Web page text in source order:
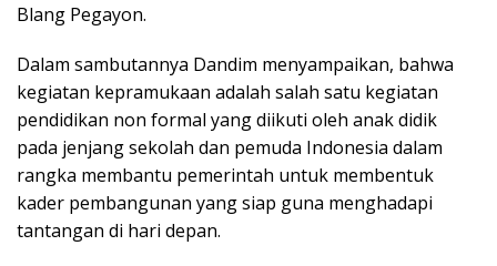
Blang Pegayon.
Dalam sambutannya Dandim menyampaikan, bahwa
kegiatan kepramukaan adalah salah satu kegiatan
pendidikan non formal yang diikuti oleh anak didik
pada jenjang sekolah dan pemuda Indonesia dalam
rangka membantu pemerintah untuk membentuk
kader pembangunan yang siap guna menghadapi
tantangan di hari depan.